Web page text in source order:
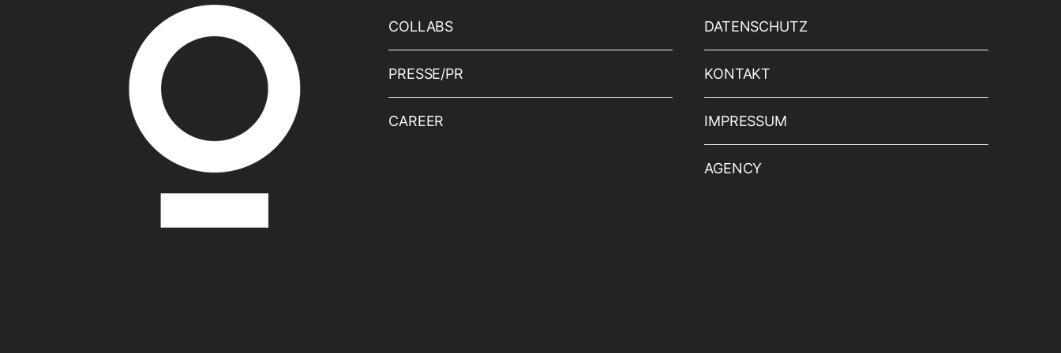
COLLABS
PRESSE/PR
CAREER
DATENSCHUTZ
KONTAKT
IMPRESSUM
AGENCY